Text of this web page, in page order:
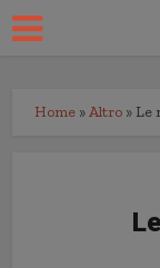
Home »Altro » Le